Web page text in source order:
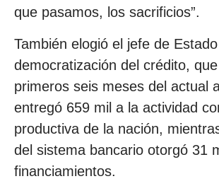
que pasamos, los sacrificios”.
También elogió el jefe de
democratización del crédito,
primeros seis meses del actual
entregó 659 mil a la actividad
productiva de la nación,
del sistema bancario otorgó 31
financiamientos.